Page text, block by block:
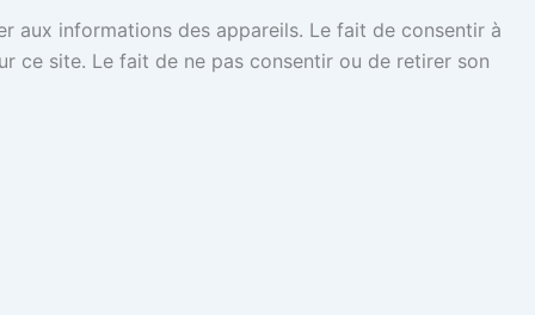
aux informations des appareils. Le fait de consentir à
ce site. Le fait de ne pas consentir ou de retirer son